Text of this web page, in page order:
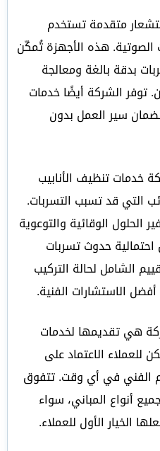
متقدمة تستخدم
الصوتية. هذه الأجهزة تُمكّن
بدقة بالغة ومعالجة
الشركة أيضًا خدمات
سير العمل بدون
خدمات تنظيف الأنابيب
التي قد تسبب التسربات.
الوقائية والتوعوية
حدوث تسربات
الشامل لحالة التركيب
أفضل الاستشارات الفنية.
هي تقديمها لخدمات
للعملاء الاعتماد على
الفني في أي وقت. تتفوق
أنواع المباني، سواء
الخيار الأول للعملاء.